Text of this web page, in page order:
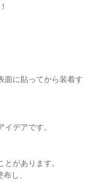
面に貼ってから装着す
デアです。
があります。
布し、